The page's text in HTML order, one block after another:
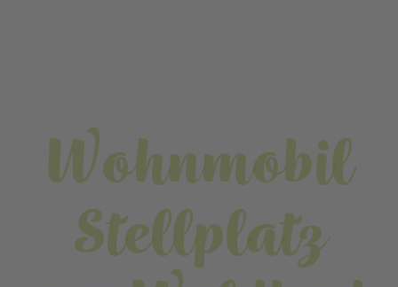
Wohnmobil
Stellplatz